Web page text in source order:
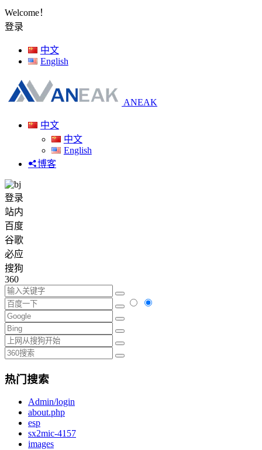
Welcome！
登录
中文
English
ANEAK
中文
中文
English
博客
登录
站内
百度
谷歌
必应
搜狗
360
热门搜索
Admin/login
about.php
esp
sx2mic-4157
images